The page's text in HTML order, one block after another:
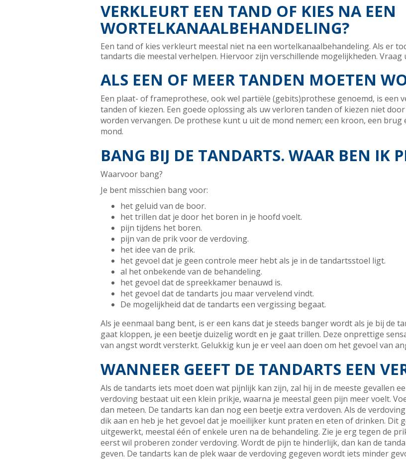
VERKLEURT EEN TAND OF KIES NA EEN
WORTELKANAALBEHANDELING?
Een tand of kies verkleurt meestal niet na een wortelkanaalbehandeling. Als er
tandarts die meestal verhelpen. Hiervoor zijn verschillende mogelijkheden. Vraag
ALS EEN OF MEER TANDEN MOETEN
Een plaat- of frameprothese, ook wel partiële (gebits)prothese genoemd, is een
tanden of kiezen. Een goede oplossing als uw verloren tanden of kiezen niet
worden vervangen. De prothese kunt u uit de mond nemen; een kroon, een
mond.
BANG BIJ DE TANDARTS. WAAR BEN IK
Waarvoor bang?
Je bent misschien bang voor:
het geluid van de boor.
het trillen dat je door het boren in je hoofd voelt.
pijn tijdens het boren.
pijn van de prik voor de verdoving.
het idee van de prik.
het gevoel dat je geen controle meer hebt als je in de tandartsstoel ligt.
al het onbekende van de behandeling.
het gevoel dat de spreekkamer benauwd is.
het gevoel dat de tandarts jou maar vervelend vindt.
De mogelijkheid dat de tandarts een vergissing begaat.
Als je eenmaal bang bent, is er een kans dat je steeds banger wordt als je bij de
gaat kloppen, je een beetje duizelig wordt en je gaat trillen. Deze onprettige
van angst wordt versterkt. Gelukkig kun je er veel aan doen om het gevoel van
WANNEER GEEFT DE TANDARTS EEN
Als de tandarts iets moet doen wat pijnlijk kan zijn, zal hij in de meeste gevallen
verdoving bestaat uit een klein prikje, waarna je meestal geen pijn meer voelt.
dan meteen. De tandarts kan dan nog een beetje extra verdoven. Als de
dik aan en heb je het gevoel dat je moeilijker kunt praten en eten of drinken. Dit
uitgewerkt, meestal één of enkele uren na de behandeling. Zie je erg tegen de
eerst wil proberen zonder verdoving. Wordt de pijn te hinderlijk, dan kan de
geven. De tandarts kan de plek waar de verdoving gegeven wordt iets minder